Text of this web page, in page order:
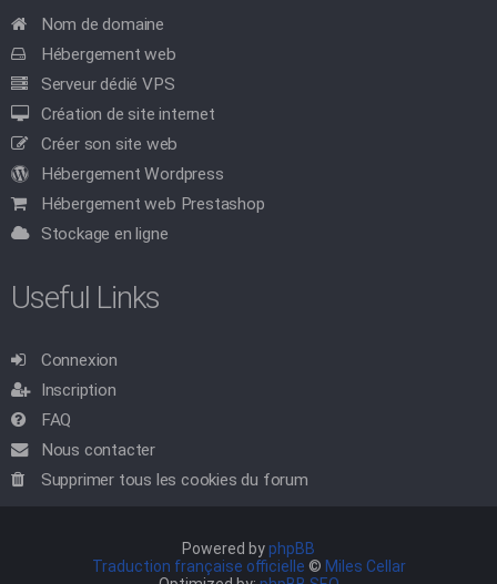
Nom de domaine
Hébergement web
Serveur dédié VPS
Création de site internet
Créer son site web
Hébergement Wordpress
Hébergement web Prestashop
Stockage en ligne
Useful Links
Connexion
Inscription
FAQ
Nous contacter
Supprimer tous les cookies du forum
Powered byphpBB
Traduction française officielle © Miles Cellar